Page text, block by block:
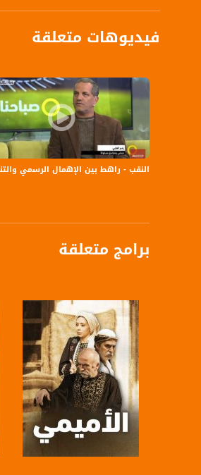
فيديوهات متعلقة
النقب - راهط بين الإهمال الرسمي
برامج متعلقة